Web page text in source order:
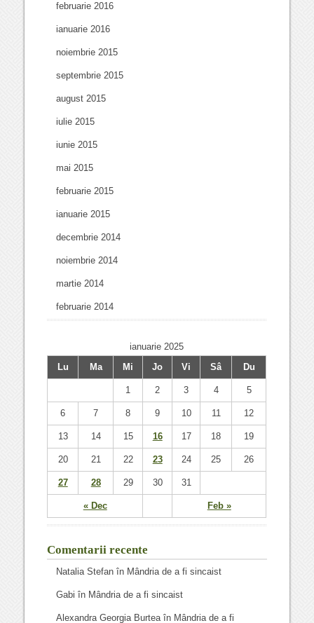
februarie 2016
ianuarie 2016
noiembrie 2015
septembrie 2015
august 2015
iulie 2015
iunie 2015
mai 2015
februarie 2015
ianuarie 2015
decembrie 2014
noiembrie 2014
martie 2014
februarie 2014
ianuarie 2025
Lu
Ma Mi Jo Vi Sâ Du
« Dec Feb »
1 2 3 4 5
6 7 8 9 10 11 12
13 14 15 16 17 18 19
20 21 22 23 24 25 26
27 28 29 30 31
Comentarii recente
Natalia Stefan în Mândria de a fi sincaist
Gabi în Mândria de a fi sincaist
Alexandra Georgia Burteaîn Mândria de a fi